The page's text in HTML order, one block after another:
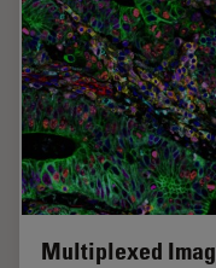
Multiplexed